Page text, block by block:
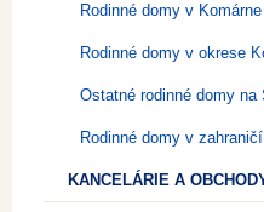
Rodinné domy v Komárne
Rodinné domy v okrese
Ostatné rodinné domy na
Rodinné domy v zahraničí
KANCELÁRIE A